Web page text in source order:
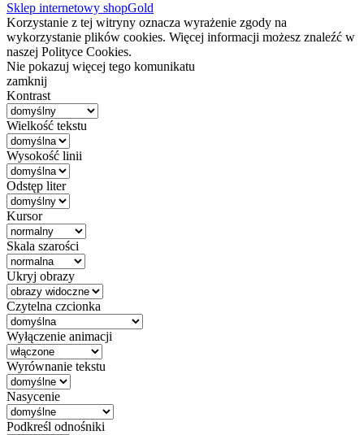
Sklep internetowy shopGold
Korzystanie z tej witryny oznacza wyrażenie zgody na
wykorzystanie plików cookies. Więcej informacji możesz znaleźć w
naszej Polityce Cookies.
Nie pokazuj więcej tego komunikatu
zamknij
Kontrast
Wielkość tekstu
Wysokość linii
Odstęp liter
Kursor
Skala szarości
Ukryj obrazy
Czytelna czcionka
Wyłączenie animacji
Wyrównanie tekstu
Nasycenie
Podkreśl odnośniki